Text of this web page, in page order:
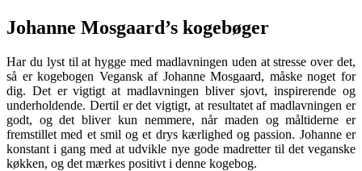
Johanne Mosgaard’s kogebøger
Har du lyst til at hygge med madlavningen uden at stresse over det,
så er kogebogen Vegansk af Johanne Mosgaard, måske noget for
dig. Det er vigtigt at madlavningen bliver sjovt, inspirerende og
underholdende. Dertil er det vigtigt, at resultatet af madlavningen er
godt, og det bliver kun nemmere, når maden og måltiderne er
fremstillet med et smil og et drys kærlighed og passion. Johanne er
konstant i gang med at udvikle nye gode madretter til det veganske
køkken, og det mærkes positivt i denne kogebog.